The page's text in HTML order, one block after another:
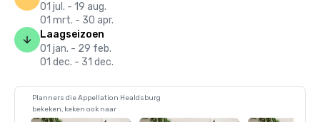
01 jul. - 19 aug.
01 mrt. - 30 apr.
Laagseizoen
01 jan. - 29 feb.
01 dec. - 31 dec.
Planners die Appellation Healdsburg
bekeken, keken ook naar